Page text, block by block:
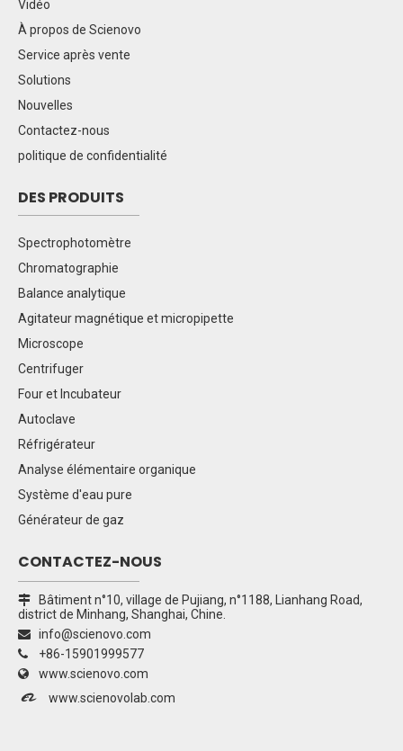
Vidéo
À propos de Scienovo
Service après vente
Solutions
Nouvelles
Contactez-nous
politique de confidentialité
DES PRODUITS
Spectrophotomètre
Chromatographie
Balance analytique
Agitateur magnétique et micropipette
Microscope
Centrifuger
Four et Incubateur
Autoclave
Réfrigérateur
Analyse élémentaire organique
Système d'eau pure
Générateur de gaz
CONTACTEZ-NOUS
 Bâtiment n°10, village de Pujiang, n°1188, Lianhang Road,
district de Minhang, Shanghai, Chine.
 info@scienovo.com
 +86-15901999577
 www.scienovo.com
 www.scienovolab.com